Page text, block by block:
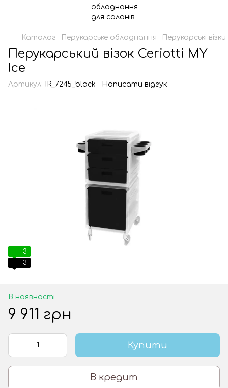
Каталог Перукарське обладнання Перукарські візки
Перукарський візок Ceriotti MY
Ice
Артикул: IR_7245_black Написати відгук
3
3
В наявності
9 911 грн
Купити
В кредит